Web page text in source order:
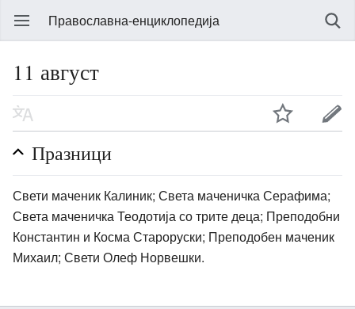
Православна-енциклопедија
11 август
Празници
Свети маченик Калиник; Света маченичка Серафима;
Света маченичка Теодотија со трите деца; Преподобни
Константин и Косма Староруски; Преподобен маченик
Михаил; Свети Олеф Норвешки.